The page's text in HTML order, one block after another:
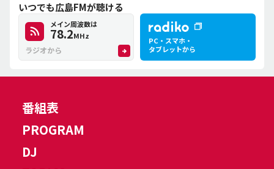
いつでも広島FMが聴ける
メイン周波数は
78.2MHz
ラジオから
PC・スマホ・
タブレットから
番組表
PROGRAM
DJ